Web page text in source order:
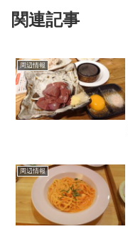
関連記事
周辺情報
周辺情報